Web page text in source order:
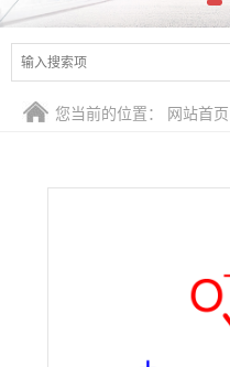
公司动态
产品展厅
证书荣誉
您当前的位置： 网站首页